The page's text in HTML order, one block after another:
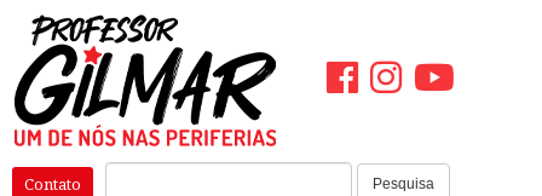
Pular
para
o
conteúdo
Pesquisa
Contato